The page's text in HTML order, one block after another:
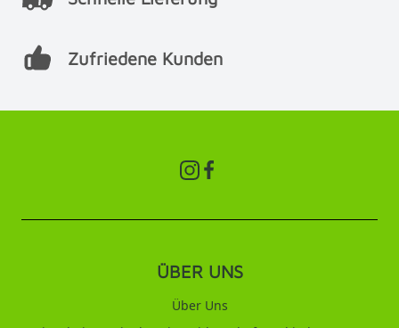
Zufriedene Kunden
ÜBER UNS
Über Uns